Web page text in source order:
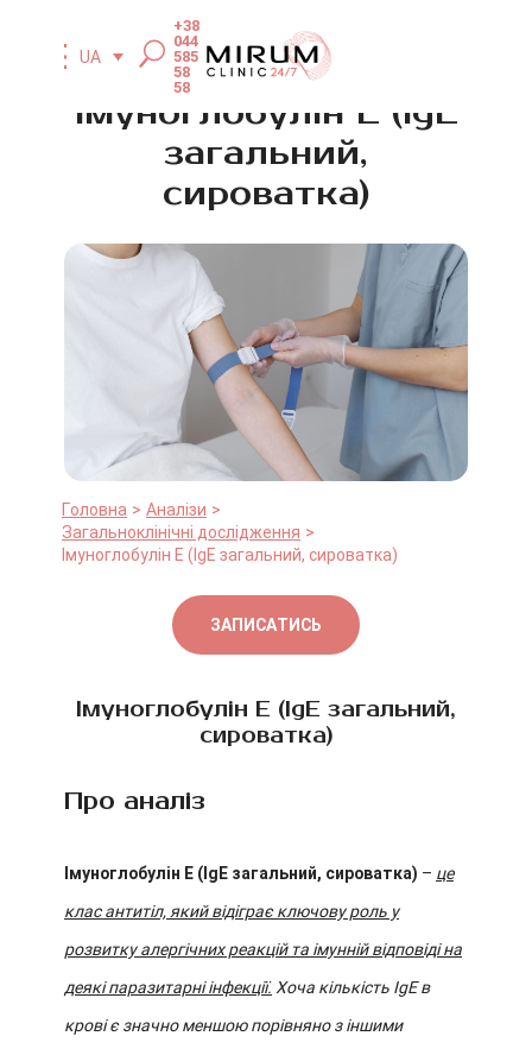
UA
+38
044
585
58
58
Імуноглобулін E (IgЕ
загальний,
сироватка)
Головна
Аналізи
Загальноклінічні дослідження
Імуноглобулін E (IgЕ загальний, сироватка)
ЗАПИСАТИСЬ
Імуноглобулін E (IgЕ загальний,
сироватка)
Про аналіз
Імуноглобулін E (IgE загальний, сироватка) – це
клас антитіл, який відіграє ключову роль у
розвитку алергічних реакцій та імунній відповіді на
деякі паразитарні інфекції. Хоча кількість IgE в
крові є значно меншою порівняно з іншими